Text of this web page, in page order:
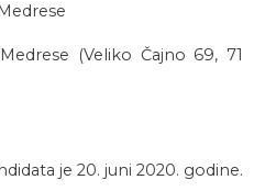
(Veliko Čajno 69, 71
je 20. juni 2020. godine.